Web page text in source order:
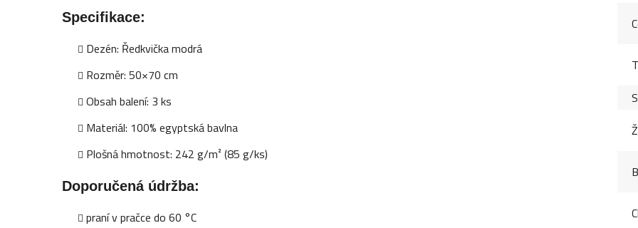
Specifikace:
Dezén: Ředkvička modrá
Rozměr: 50×70 cm
Obsah balení: 3 ks
Materiál: 100% egyptská bavlna
Plošná hmotnost: 242 g/m² (85 g/ks)
Doporučená údržba:
praní v pračce do 60 °C